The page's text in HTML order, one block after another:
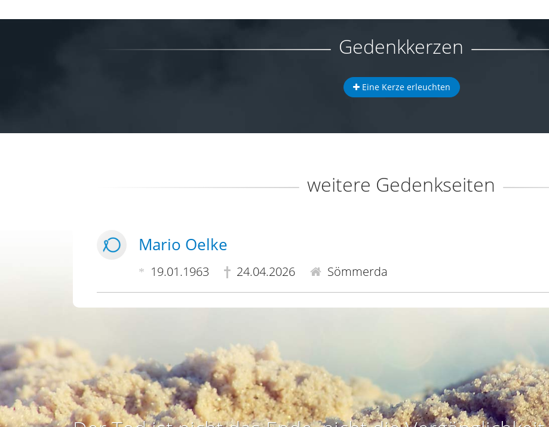
Gedenkkerzen
Eine Kerze erleuchten
weitere Gedenkseiten
Mario Oelke
19.01.1963 24.04.2026 Sömmerda